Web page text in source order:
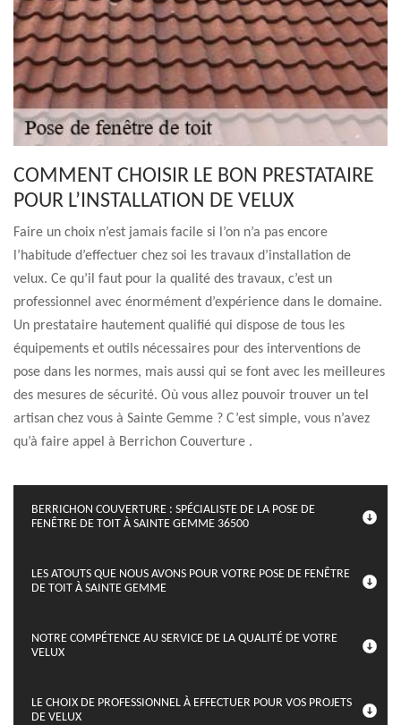
COMMENT CHOISIR LE BON PRESTATAIRE
POUR L’INSTALLATION DE VELUX
Faire un choix n’est jamais facile si l’on n’a pas encore
l’habitude d’effectuer chez soi les travaux d’installation de
velux. Ce qu’il faut pour la qualité des travaux, c’est un
professionnel avec énormément d’expérience dans le domaine.
Un prestataire hautement qualifié qui dispose de tous les
équipements et outils nécessaires pour des interventions de
pose dans les normes, mais aussi qui se font avec les meilleures
des mesures de sécurité. Où vous allez pouvoir trouver un tel
artisan chez vous à Sainte Gemme ? C’est simple, vous n’avez
qu’à faire appel à Berrichon Couverture .
BERRICHON COUVERTURE : SPÉCIALISTE DE LA POSE DE
FENÊTRE DE TOIT À SAINTE GEMME 36500
LES ATOUTS QUE NOUS AVONS POUR VOTRE POSE DE FENÊTRE
DE TOIT À SAINTE GEMME
NOTRE COMPÉTENCE AU SERVICE DE LA QUALITÉ DE VOTRE
VELUX
LE CHOIX DE PROFESSIONNEL À EFFECTUER POUR VOS PROJETS
DE VELUX